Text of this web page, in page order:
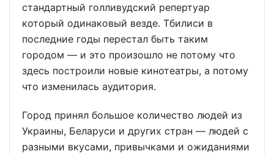
стандартный голливудский репертуар
который одинаковый везде. Тбилиси в
последние годы перестал быть таким
городом — и это произошло не потому что
здесь построили новые кинотеатры, а потому
что изменилась аудитория.
Город принял большое количество людей из
Украины, Беларуси и других стран — людей с
разными вкусами, привычками и ожиданиями